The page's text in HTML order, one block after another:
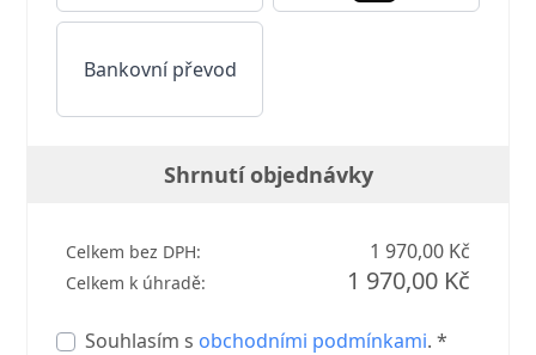
Bankovní převod
Shrnutí objednávky
Celkem bez DPH: 1 970,00 Kč
Celkem k úhradě: 1 970,00 Kč
Souhlasím s obchodními podmínkami. *